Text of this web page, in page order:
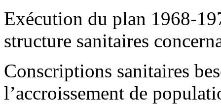
Exécution du plan 1968-
structure sanitaires
Conscriptions sanitaires
l’accroissement de